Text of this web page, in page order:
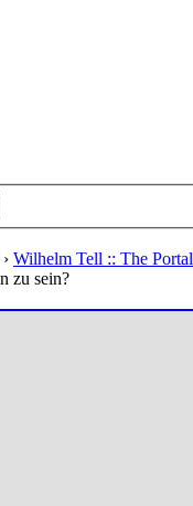
› Wilhelm Tell :: The
zu sein?